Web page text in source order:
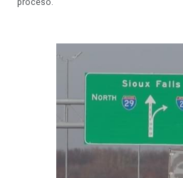
proceso.